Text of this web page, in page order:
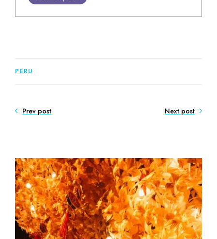
PERU
Prev post Next post